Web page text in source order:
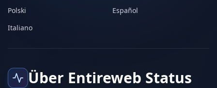
Polski
Español
Italiano
Über Entireweb Status